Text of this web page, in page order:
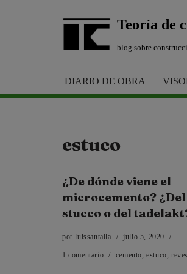
Teoría de
blog sobre
DIARIO DE OBRA
estuco
¿De dónde viene el
microcemento? ¿Del
stucco o del
porluissantalla julio 5, 2020
1 comentario cemento,estuco,